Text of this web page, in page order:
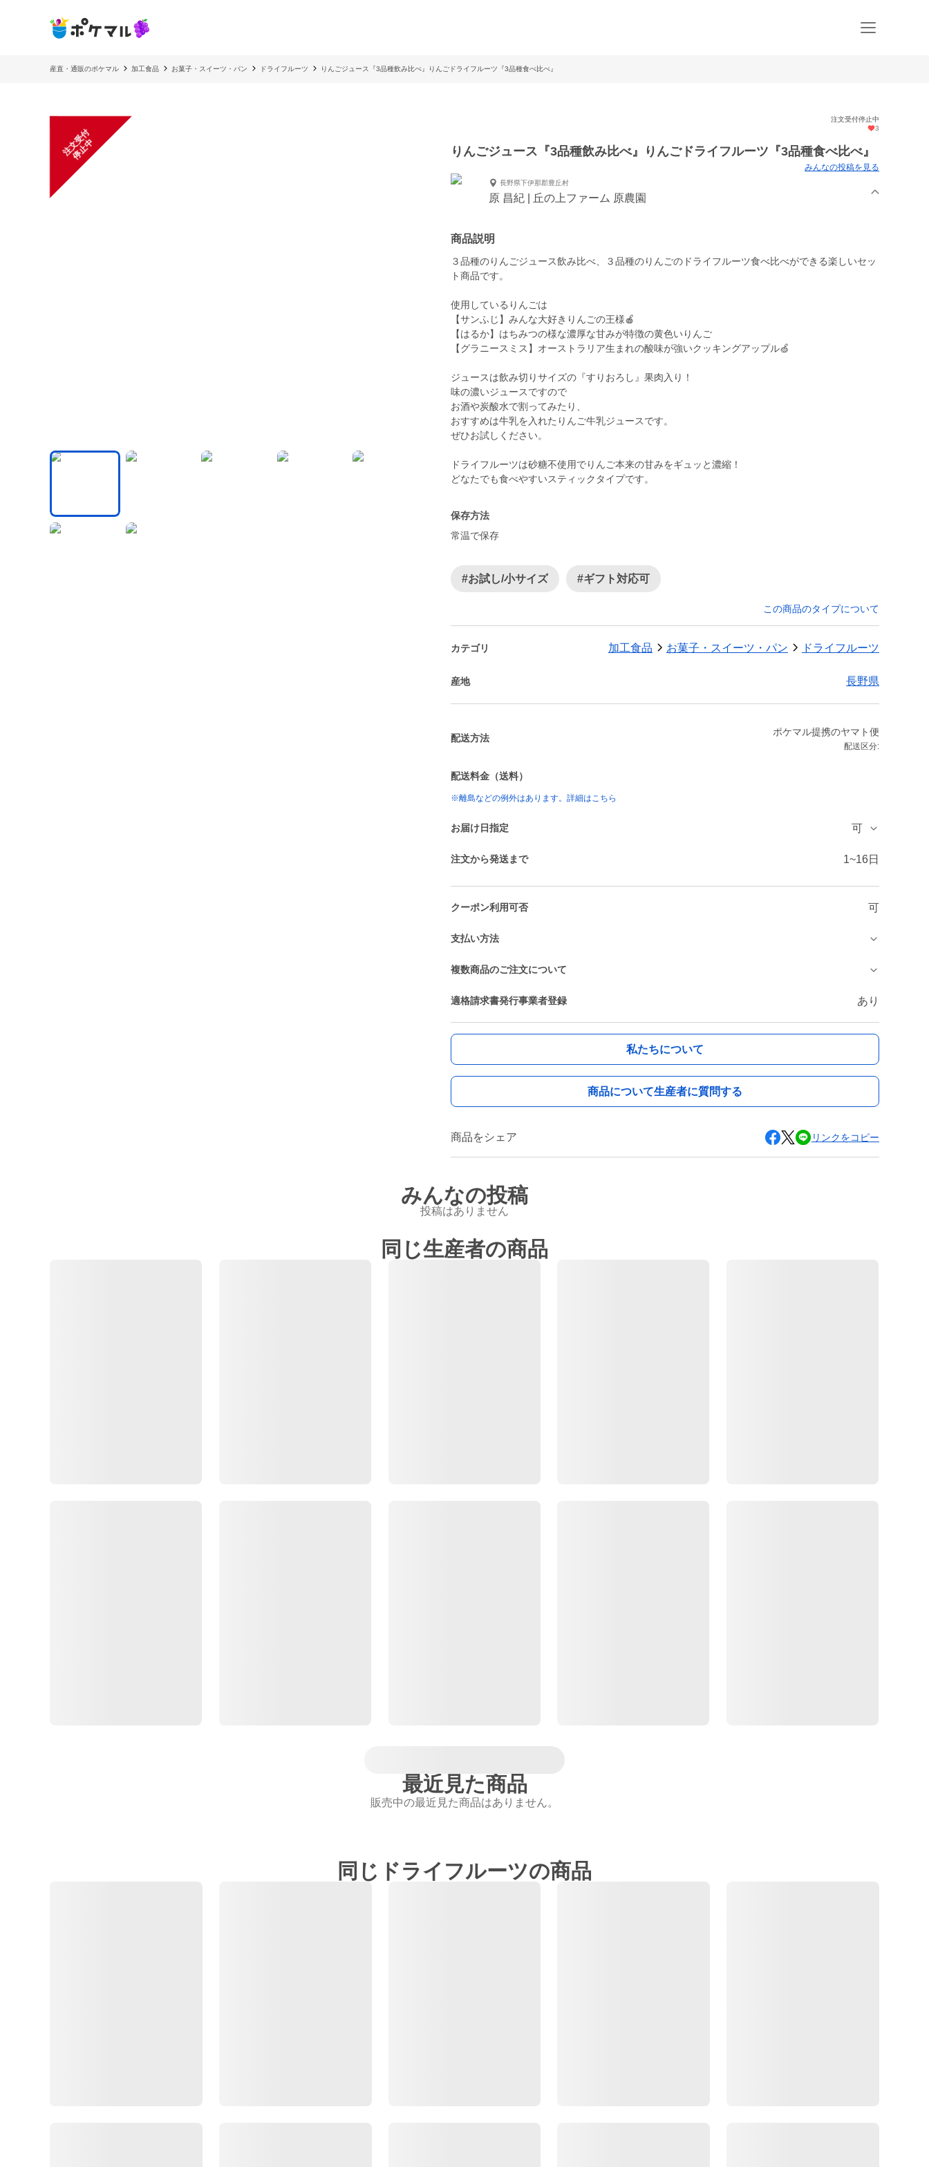
産直・通販のポケマル 加工食品 お菓子・スイーツ・パン ドライフルーツ りんごジュース『3品種飲み比べ』りんごドライフルーツ『3品種食べ比べ』
注
文
受
付
停
止
中
注文受付停止中
3
りんごジュース『3品種飲み比べ』りんごドライフルーツ『3品種食べ比べ』
みんなの投稿を見る
長野県下伊那郡豊丘村
原 昌紀 | 丘の上ファーム 原農園
商品説明
３品種のりんごジュース飲み比べ、３品種のりんごのドライフルーツ食べ比べができる楽しいセッ
ト商品です。
使用しているりんごは
【サンふじ】みんな大好きりんごの王様🍎
【はるか】はちみつの様な濃厚な甘みが特徴の黄色いりんご
【グラニースミス】オーストラリア生まれの酸味が強いクッキングアップル🍏
ジュースは飲み切りサイズの『すりおろし』果肉入り！
味の濃いジュースですので
お酒や炭酸水で割ってみたり、
おすすめは牛乳を入れたりんご牛乳ジュースです。
ぜひお試しください。
ドライフルーツは砂糖不使用でりんご本来の甘みをギュッと濃縮！
どなたでも食べやすいスティックタイプです。
保存方法
常温で保存
#お試し/小サイズ #ギフト対応可
この商品のタイプについて
カテゴリ 加工食品 お菓子・スイーツ・パン ドライフルーツ
産地 長野県
配送方法
ポケマル提携のヤマト便
配送区分:
配送料金（送料）
※離島などの例外はあります。詳細はこちら
お届け日指定 可
注文から発送まで 1~16日
クーポン利用可否 可
支払い方法
複数商品のご注文について
適格請求書発行事業者登録 あり
私たちについて
商品について生産者に質問する
商品をシェア リンクをコピー
みんなの投稿
投稿はありません
同じ生産者の商品
最近見た商品
販売中の最近見た商品はありません。
同じドライフルーツの商品